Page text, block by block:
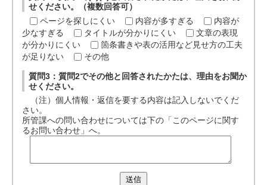
せください。（複数回答可）
ページを探しにくい
内容が多すぎる
内容が
少なすぎる
タイトルが分かりにくい
文章の表現
が分かりにくい
箇条書きや表の活用など見せ方の工夫
が足りない
その他
質問3：質問2でその他と回答されたかたは、理由をお聞か
せください。
（注）個人情報・返信を要する内容は記入しないでくだ
さい。
所管課への問い合わせについては下の「このページに関す
るお問い合わせ」へ。
送信